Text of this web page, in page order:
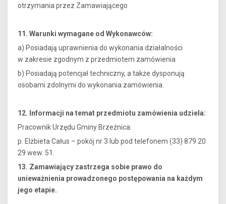
otrzymania przez Zamawiającego
11. Warunki wymagane od Wykonawców:
a) Posiadają uprawnienia do wykonania działalności
w zakresie zgodnym z przedmiotem zamówienia
b) Posiadają potencjał techniczny, a także dysponują
osobami zdolnymi do wykonania zamówienia.
12. Informacji na temat przedmiotu zamówienia udziela:
Pracownik Urzędu Gminy Brzeźnica:
p. Elżbieta Całus – pokój nr 3 lub pod telefonem (33) 879 20
29 wew. 51.
13. Zamawiający zastrzega sobie prawo do
unieważnienia prowadzonego postępowania na każdym
jego etapie.